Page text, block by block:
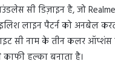
सी डिज़ाइन है, जो
लाइन पैटर्न को अनबेल
सी नाम के तीन कलर
काफी हल्का बनाता है।